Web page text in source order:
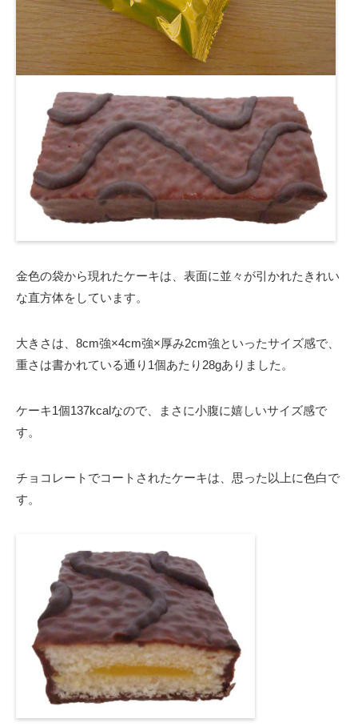
金色の袋から現れたケーキは、表面に並々が引かれたきれい
な直方体をしています。
大きさは、8cm強×4cm強×厚み2cm強といったサイズ感で、
重さは書かれている通り1個あたり28gありました。
ケーキ1個137kcalなので、まさに小腹に嬉しいサイズ感で
す。
チョコレートでコートされたケーキは、思った以上に色白で
す。